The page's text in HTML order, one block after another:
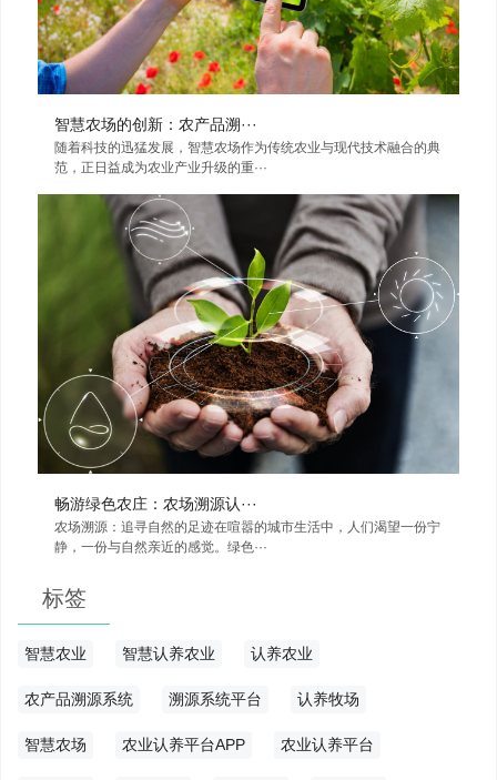
智慧农场的创新：农产品溯···
随着科技的迅猛发展，智慧农场作为传统农业与现代技术融合的典
范，正日益成为农业产业升级的重···
畅游绿色农庄：农场溯源认···
农场溯源：追寻自然的足迹在喧嚣的城市生活中，人们渴望一份宁
静，一份与自然亲近的感觉。绿色···
标签
智慧农业 智慧认养农业 认养农业
农产品溯源系统 溯源系统平台 认养牧场
智慧农场 农业认养平台APP 农业认养平台